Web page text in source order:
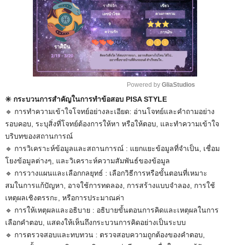
u
t
Powered by GliaStudios
✳️ กระบวนการสำคัญในการทำข้อสอบ PISA STYLE
🔹️ การทำความเข้าใจโจทย์อย่างละเอียด: อ่านโจทย์และคำถามอย่าง
รอบคอบ, ระบุสิ่งที่โจทย์ต้องการให้หา หรือให้ตอบ, และทำความเข้าใจ
บริบทของสถานการณ์
🔹️ การวิเคราะห์ข้อมูลและสถานการณ์ : แยกแยะข้อมูลที่จำเป็น, เชื่อม
โยงข้อมูลต่างๆ, และวิเคราะห์ความสัมพันธ์ของข้อมูล
🔹️ การวางแผนและเลือกกลยุทธ์ : เลือกวิธีการหรือขั้นตอนที่เหมาะ
สมในการแก้ปัญหา, อาจใช้การทดลอง, การสร้างแบบจำลอง, การใช้
เหตุผลเชิงตรรกะ, หรือการประมาณค่า
🔹️ การให้เหตุผลและอธิบาย : อธิบายขั้นตอนการคิดและเหตุผลในการ
เลือกคำตอบ, แสดงให้เห็นถึงกระบวนการคิดอย่างเป็นระบบ
🔹️ การตรวจสอบและทบทวน : ตรวจสอบความถูกต้องของคำตอบ,